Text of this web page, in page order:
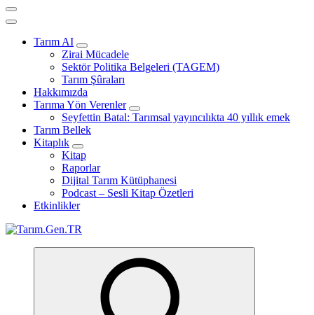
Tarım AI
Zirai Mücadele
Sektör Politika Belgeleri (TAGEM)
Tarım Şûraları
Hakkımızda
Tarıma Yön Verenler
Seyfettin Batal: Tarımsal yayıncılıkta 40 yıllık emek
Tarım Bellek
Kitaplık
Kitap
Raporlar
Dijital Tarım Kütüphanesi
Podcast – Sesli Kitap Özetleri
Etkinlikler
Türk Tarımının İnternetteki Adresi